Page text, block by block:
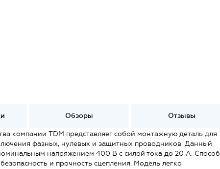
Обзоры Отзывы
компании TDM представляет собой монтажную деталь для
фазных, нулевых и защитных проводников. Данный
напряжением 400 В c силой тока до 20 А. Способ
и прочность сцепления. Модель легко